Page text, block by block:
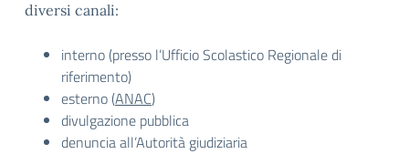
diversi canali:
interno (presso l’Ufficio Scolastico Regionale di
riferimento)
esterno (ANAC)
divulgazione pubblica
denuncia all’Autorità giudiziaria